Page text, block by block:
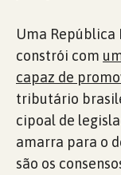
Uma República
constrói com
capaz de
tributário
cipoal de
amarra para o
são os